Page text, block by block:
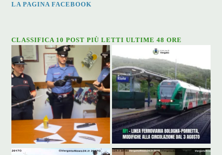
LA PAGINA FACEBOOK
CLASSIFICA 10 POST PIÙ LETTI ULTIME 48 ORE